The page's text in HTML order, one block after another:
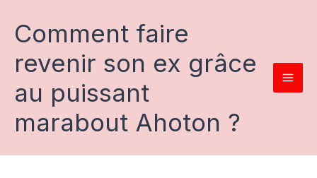
contenu
Comment faire
revenir son ex grâce
au puissant
marabout Ahoton ?